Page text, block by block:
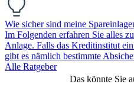
Wie sicher sind meine
Im Folgenden erfahren Sie alles
Anlage. Falls das Kreditinstitut
gibt es nämlich bestimmte
Alle Ratgeber
Das könnte Sie